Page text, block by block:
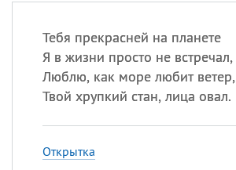
Тебя прекрасней на планете
Я в жизни просто не встречал,
Люблю, как море любит ветер,
Твой хрупкий стан, лица овал.
Открытка